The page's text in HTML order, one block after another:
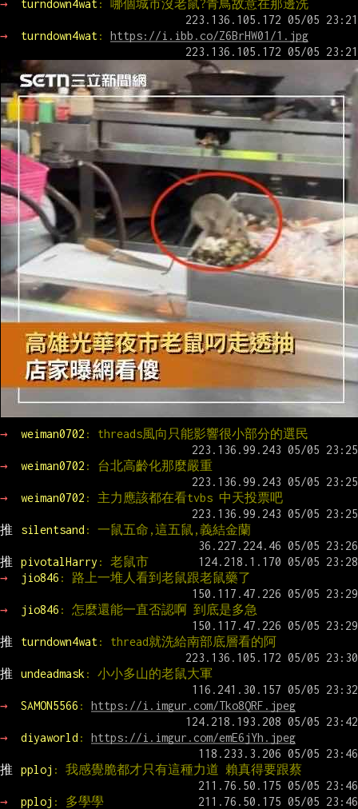
→ turndown4wat: 哪個城市沒老鼠?青鳥故意在那邊洗
→ turndown4wat: https://i.ibb.co/Z6BrHW01/1.jpg
→ weiman0702 : threads風向只能影響很小部分的選民
→ weiman0702 : 台北高齡化那麼嚴重
→ weiman0702 : 主力應該都在看tvbs 中天投票吧
推 silentsand : 一鼠五命,這五鼠,義結金蘭
推 pivotalHarry : 老鼠市
→
jio846 : 路上一堆人看到老鼠跟老鼠藥了
→ jio846 : 怎麼還能一直否認啊 到底是多急
推 turndown4wat: thread就洗給南部底層看的阿
推 undeadmask : 小小多山的老鼠大軍
→ SAMON5566 : https://i.imgur.com/Tko8QRF.jpeg
→ diyaworld : https://i.imgur.com/emE6jYh.jpeg
推 pploj : 我感覺脆都才只有這種力道 賴真得要跟蔡
→ pploj : 多學學